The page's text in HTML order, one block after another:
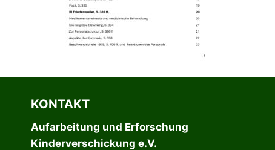
KONTAKT
Aufarbeitung und Erforschung
Kinderverschickung e.V.